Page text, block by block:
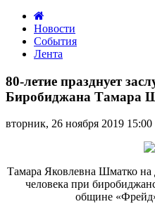
Новости
События
Лента
летие
празднует
заслуженный
из
Шматко
80-летие празднует
Биробиджана Тамара
вторник, 26 ноября 2019 15:00
Тамара Яковлевна Шматко
человека при
общине